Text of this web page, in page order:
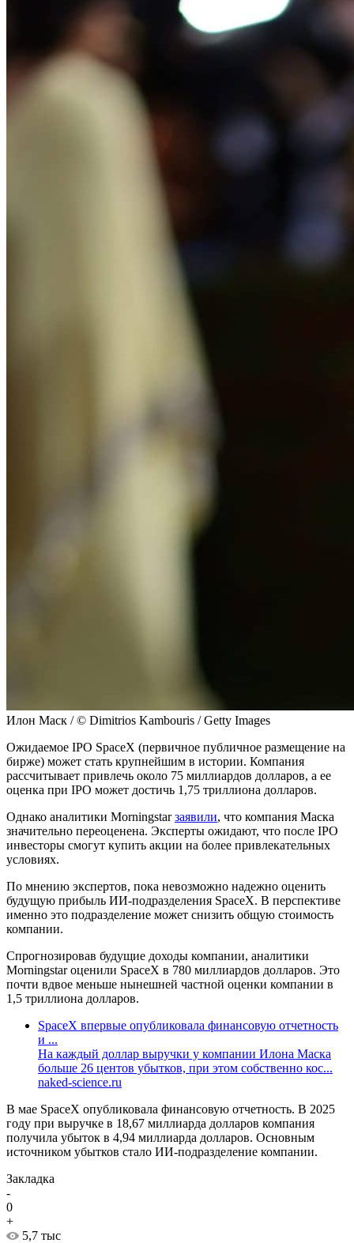
Илон Маск / © Dimitrios Kambouris / Getty Images
Ожидаемое IPO SpaceX (первичное публичное размещение на
бирже) может стать крупнейшим в истории. Компания
рассчитывает привлечь около 75 миллиардов долларов, а ее
оценка при IPO может достичь 1,75 триллиона долларов.
Однако аналитики Morningstarзаявили, что компания Маска
значительно переоценена. Эксперты ожидают, что после IPO
инвесторы смогут купить акции на более привлекательных
условиях.
По мнению экспертов, пока невозможно надежно оценить
будущую прибыль ИИ-подразделения SpaceX. В перспективе
именно это подразделение может снизить общую стоимость
компании.
Спрогнозировав будущие доходы компании, аналитики
Morningstar оценили SpaceX в 780 миллиардов долларов. Это
почти вдвое меньше нынешней частной оценки компании в
1,5 триллиона долларов.
SpaceX впервые опубликовала финансовую отчетность
и ...
На каждый доллар выручки у компании Илона Маска
больше 26 центов убытков, при этом собственно кос...
naked-science.ru
В мае SpaceX опубликовала финансовую отчетность. В 2025
году при выручке в 18,67 миллиарда долларов компания
получила убыток в 4,94 миллиарда долларов. Основным
источником убытков стало ИИ-подразделение компании.
Закладка
-
0
+
5,7 тыс